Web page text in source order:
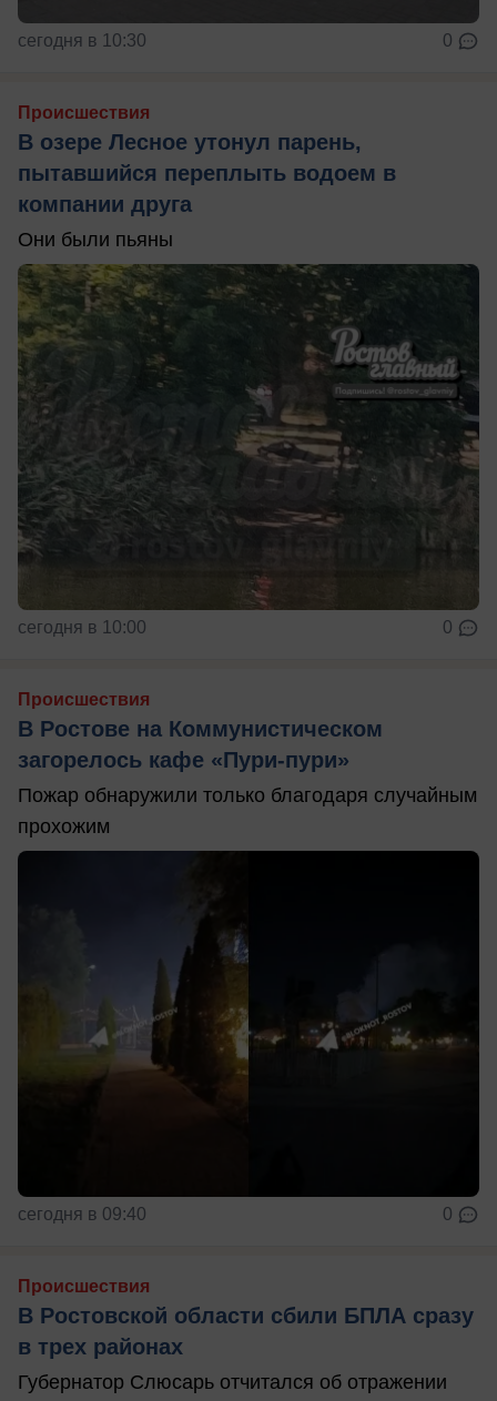
сегодня в 10:30 0
Происшествия
В озере Лесное утонул парень,
пытавшийся переплыть водоем в
компании друга
Они были пьяны
сегодня в 10:00 0
Происшествия
В Ростове на Коммунистическом
загорелось кафе «Пури-пури»
Пожар обнаружили только благодаря случайным
прохожим
сегодня в 09:40 0
Происшествия
В Ростовской области сбили БПЛА сразу
в трех районах
Губернатор Слюсарь отчитался об отражении